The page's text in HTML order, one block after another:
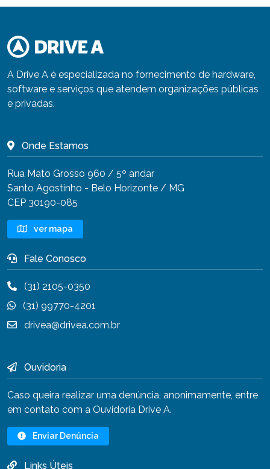
A Drive A é especializada no fornecimento de hardware,
software e serviços que atendem organizações públicas
e privadas.
Onde Estamos
Rua Mato Grosso 960 / 5º andar
Santo Agostinho - Belo Horizonte / MG
CEP 30190-085
ver mapa
Fale Conosco
(31) 2105-0350
(31) 99770-4201
drivea@drivea.com.br
Ouvidoria
Caso queira realizar uma denúncia, anonimamente, entre
em contato com a Ouvidoria Drive A.
Enviar Denúncia
Links Úteis